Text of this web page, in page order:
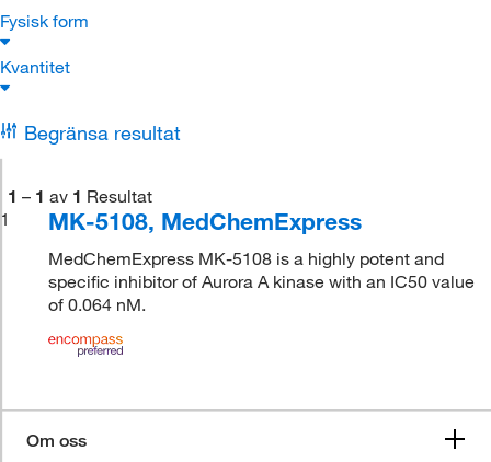
Fysisk form
Kvantitet
Begränsa resultat
1 – 1 av 1 Resultat
1
MK-5108, MedChemExpress
MedChemExpress MK-5108 is a highly potent and
specific inhibitor of Aurora A kinase with an IC50 value
of 0.064 nM.
Om oss